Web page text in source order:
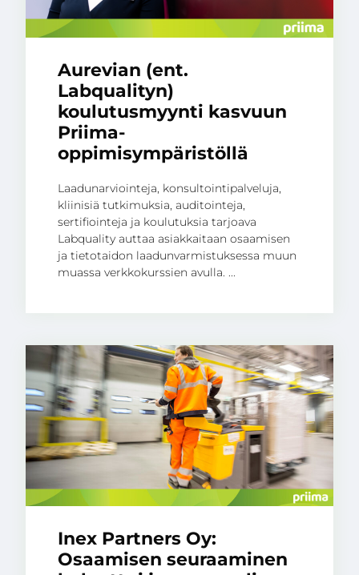
Aurevian (ent.
Labqualityn)
koulutusmyynti kasvuun
Priima-
oppimisympäristöllä
Laadunarviointeja, konsultointipalveluja,
kliinisiä tutkimuksia, auditointeja,
sertifiointeja ja koulutuksia tarjoava
Labquality auttaa asiakkaitaan osaamisen
ja tietotaidon laadunvarmistuksessa muun
muassa verkkokurssien avulla. ...
Inex Partners Oy:
Osaamisen seuraaminen